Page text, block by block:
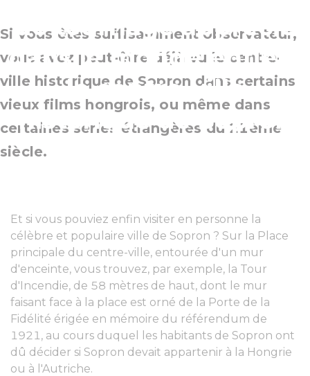
de tournage apprécié
dans le monde entier :
le centre-ville
historique de Sopron
Si vous êtes suffisamment observateur,
vous avez peut-être déjà vu le centre-
ville historique de Sopron dans certains
vieux films hongrois, ou même dans
certaines séries étrangères du 21ème
siècle.
Et si vous pouviez enfin visiter en personne la
célèbre et populaire ville de Sopron ? Sur la Place
principale du centre-ville, entourée d'un mur
d'enceinte, vous trouvez, par exemple, la Tour
d'Incendie, de 58 mètres de haut, dont le mur
faisant face à la place est orné de la Porte de la
Fidélité érigée en mémoire du référendum de
1921, au cours duquel les habitants de Sopron ont
dû décider si Sopron devait appartenir à la Hongrie
ou à l'Autriche.